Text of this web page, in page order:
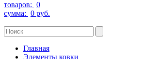
товаров: 0
сумма: 0 руб.
Главная
Элементы ковки